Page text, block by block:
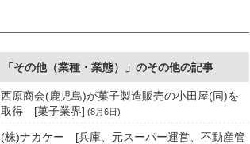
「その他（業種・業態）」のその他の記事
西原商会(鹿児島)が菓子製造販売の小田屋(同)を
取得 [菓子業界] (8月6日)
(株)ナカケー [兵庫、元スーパー運営、不動産管